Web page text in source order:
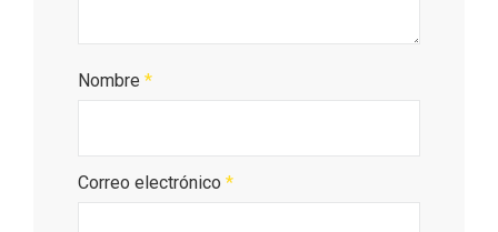
Nombre *
Correo electrónico *